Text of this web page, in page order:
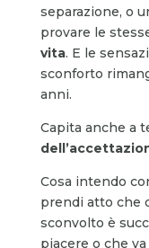
separazione, o
provare le
vita. E le
sconforto
anni.
Capita anche a
Cosa intendo
prendi atto che
sconvolto è
piacere o che